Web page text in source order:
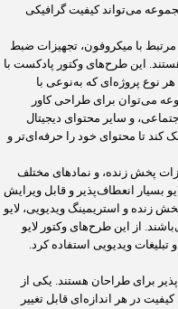
می‌تواند کیفیت گرافیکی
با میکروفون، تجهیزات ضبط
این طرح‌های وکتور پادکست با
هر نوع پروژه‌ای که به‌نوعی با
می‌توان برای طراحی کاور
و سایر محتوای دیجیتال
کند تا محتوای خود را حرفه‌ای‌تر و
پخش زنده، و نمادهای مختلف
بسیار انعطاف‌پذیر و قابل ویرایش
زنده و استریمینگ ویدیویی، لایو
از این طرح‌های وکتور لایو
ویدیویی استفاده کرد.
برای طراحان هستند. یکی از
در هر اندازه‌ای قابل تغییر